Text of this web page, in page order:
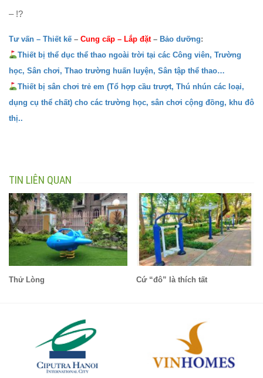
– !?
Tư vấn – Thiết kế – Cung cấp – Lắp đặt– Bảo dưỡng:
Thiết bị thể dục thể thao ngoài trời tại các Công viên, Trường
học, Sân chơi, Thao trường huấn luyện, Sân tập thể thao…
Thiết bị sân chơi trẻ em (Tổ hợp cầu trượt, Thú nhún các loại,
dụng cụ thể chất) cho các trường học, sân chơi cộng đồng, khu đô
thị..
TIN LIÊN QUAN
Thử Lòng Cứ “đô” là thích tất